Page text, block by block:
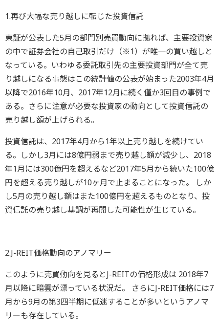
1.再び大幅な売り越しに転じた投資信託
東証が公表した5月の部門別売買動向に拠れば、主要投資家
の中で証券会社の自己取引だけ（※1）が唯一の買い越しと
なっている。いわゆる委託取引先の主要投資部門が全て売
り越しになる事態はこの統計値の公表が始まった2003年4月
以降で2016年10月、2017年12月に続く僅か3回目の事例で
ある。さらに注意が必要な投資家の動向として投資信託の
売り越し額が上げられる。
投資信託は、2017年4月から1年以上売り越しを続けてい
る。しかし3月には8億円弱まで売り越し額が減少し、2018
年1月には300億円を超えるなど2017年5月から続いた100億
円を超える売り越しが10ヶ月で止まることになった。 しか
し5月の売り越し額はまた100億円を超えるものとなり、投
資信託の売り越し基調が再開した可能性が生じている。
2.J-REIT価格動向のアノマリー
このように売買動向を見るとJ-REITの価格形成は 2018年7
月以降に暗雲が漂っている状況だ。 さらにJ-REIT価格には7
月から9月の第3四半期に低迷することが多いというアノマ
リーも存在している。